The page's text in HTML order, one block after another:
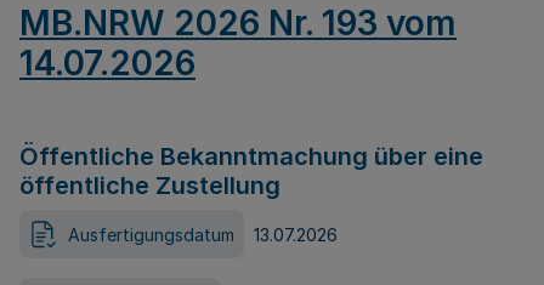
MB.NRW 2026 Nr. 193 vom
14.07.2026
Öffentliche Bekanntmachung über eine
öffentliche Zustellung
Ausfertigungsdatum 13.07.2026